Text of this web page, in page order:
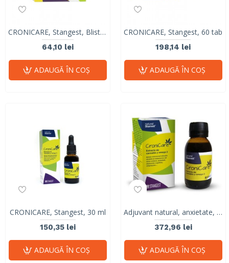
CRONICARE, Stangest, Blister 10 tabs
64,10 lei
ADAUGĂ ÎN COŞ
CRONICARE, Stangest, 60 tab
198,14 lei
ADAUGĂ ÎN COŞ
CRONICARE, Stangest, 30 ml
150,35 lei
ADAUGĂ ÎN COŞ
Adjuvant natural, anxietate, epilepsie, cancer, CRONICARE, STANGEST, 100 ml
372,96 lei
ADAUGĂ ÎN COŞ